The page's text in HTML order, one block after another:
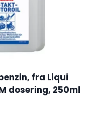
fra Liqui
dosering, 250ml